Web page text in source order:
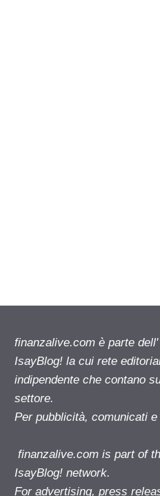
finanzalive.com è parte
IsayBlog! la cui rete
indipendente che contano
settore.
Per pubblicità, comunicati
finanzalive.com is part of
IsayBlog! network.
For advertising, press